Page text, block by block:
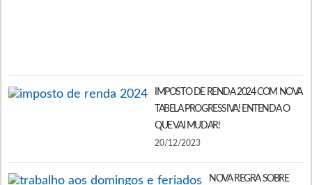
IMPOSTO DE RENDA 2024 COM NOVA
TABELA PROGRESSIVA! ENTENDA O
QUE VAI MUDAR!
20/12/2023
NOVA REGRA SOBRE